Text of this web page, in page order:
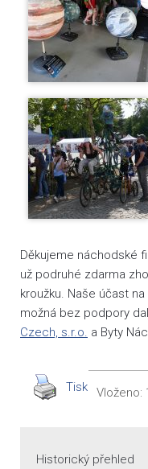
Děkujeme náchodské
už podruhé zdarma
kroužku. Naše účast
možná bez podpory
Czech, s.r.o. a Byty
Tisk Vloženo:
Historický přehled